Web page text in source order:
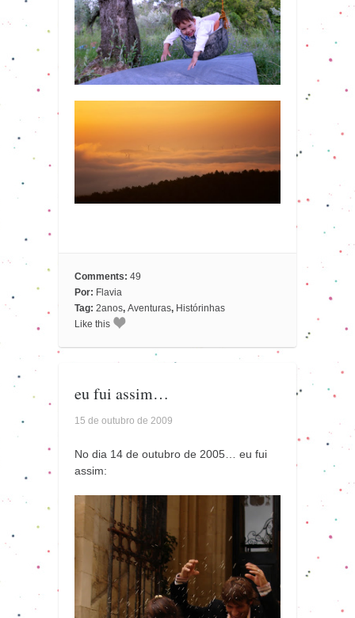
Comments: 49
Por: Flavia
Tag: 2anos, Aventuras, Histórinhas
Like this
eu fui assim…
15 de outubro de 2009
No dia 14 de outubro de 2005… eu fui
assim: